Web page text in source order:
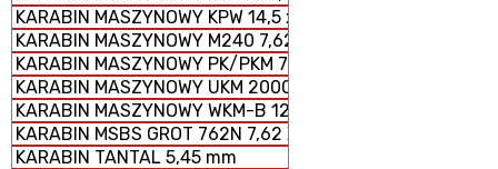
KARABIN MASZYNOWY KPW 14,5 x 114 mm
KARABIN MASZYNOWY M240 7,62 × 51 mm
KARABIN MASZYNOWY PK/PKM 7,62 x 54 mm
KARABIN MASZYNOWY UKM 2000 P 7,62 x 51 mm
KARABIN MASZYNOWY WKM-B 12,7 x 99 mm
KARABIN MSBS GROT 762N 7,62 X 51 mm
KARABIN TANTAL 5,45 mm